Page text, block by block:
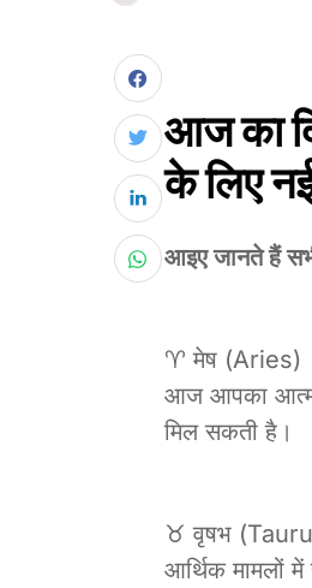
आज का
के लिए
आइए जानते हैं
♈ मेष (Aries)
आज आपका
मिल सकती है।
♉ वृषभ
आर्थिक मामलों